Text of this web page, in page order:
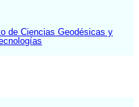
de Ciencias Geodésicas y